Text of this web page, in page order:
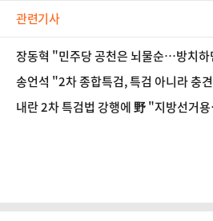
관련기사
장동혁 "민주당 공천은 뇌물순…방치하
송언석 "2차 종합특검, 특검 아니라 충
수"
내란 2차 특검법 강행에 野 "지방선거